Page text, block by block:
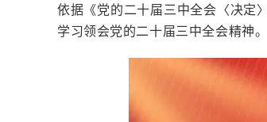
依据《党的二十届三中全会〈决定
学习领会党的二十届三中全会精神